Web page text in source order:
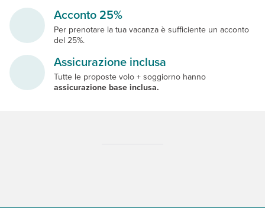
Acconto 25%
Per prenotare la tua vacanza è sufficiente un acconto
del 25%.
Assicurazione inclusa
Tutte le proposte volo + soggiorno hanno
assicurazione base inclusa.